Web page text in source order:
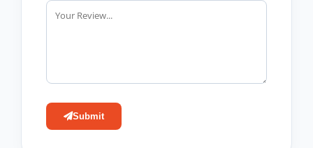
Submit